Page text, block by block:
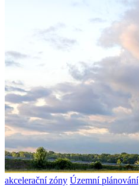
akcelerační zóny Územní plánování